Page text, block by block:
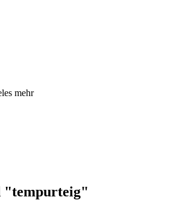
mehr
"tempurteig"